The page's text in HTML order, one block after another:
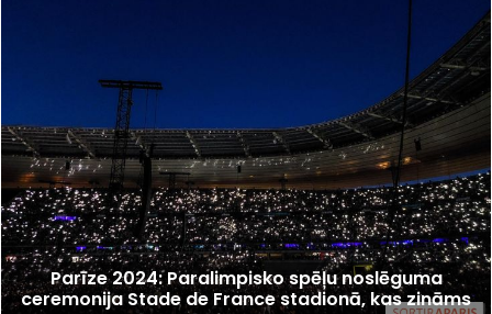
Parīze 2024: Paralimpisko spēļu noslēguma
ceremonija Stade de France stadionā, kas zināms